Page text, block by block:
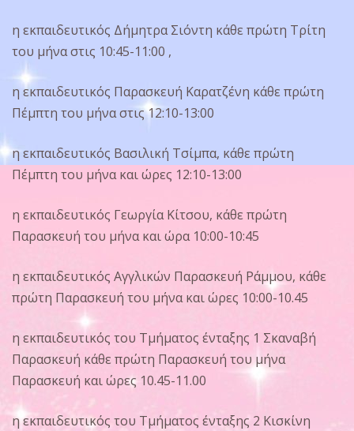
η εκπαιδευτικός Δήμητρα Σιόντη κάθε πρώτη Τρίτη
του μήνα στις 10:45-11:00 ,
η εκπαιδευτικός Παρασκευή Καρατζένη κάθε πρώτη
Πέμπτη του μήνα στις 12:10-13:00
η εκπαιδευτικός Βασιλική Τσίμπα, κάθε πρώτη
Πέμπτη του μήνα και ώρες 12:10-13:00
η εκπαιδευτικός Γεωργία Κίτσου, κάθε πρώτη
Παρασκευή του μήνα και ώρα 10:00-10:45
η εκπαιδευτικός Αγγλικών Παρασκευή Ράμμου, κάθε
πρώτη Παρασκευή του μήνα και ώρες 10:00-10.45
η εκπαιδευτικός του Τμήματος ένταξης 1 Σκαναβή
Παρασκευή κάθε πρώτη Παρασκευή του μήνα
Παρασκευή και ώρες 10.45-11.00
η εκπαιδευτικός του Τμήματος ένταξης 2 Κισκίνη